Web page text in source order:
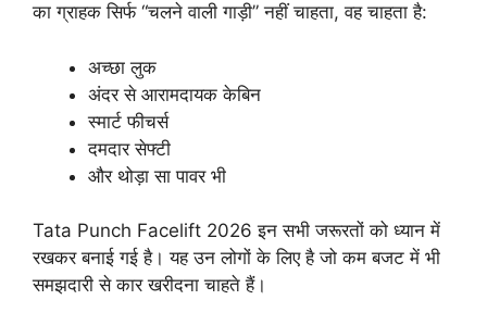
का ग्राहक सिर्फ “चलने वाली गाड़ी” नहीं चाहता, वह चाहता है:
अच्छा लुक
अंदर से आरामदायक केबिन
स्मार्ट फीचर्स
दमदार सेफ्टी
और थोड़ा सा पावर भी
Tata Punch Facelift 2026 इन सभी जरूरतों को ध्यान में
रखकर बनाई गई है। यह उन लोगों के लिए है जो कम बजट में भी
समझदारी से कार खरीदना चाहते हैं।